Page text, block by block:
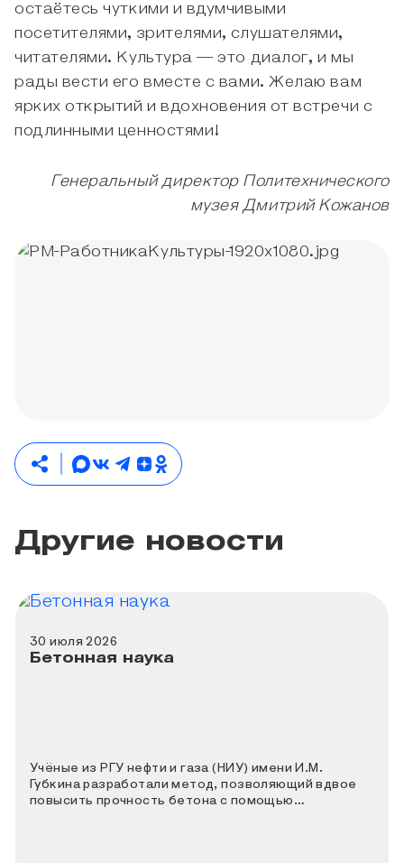
остаётесь чуткими и вдумчивыми
посетителями, зрителями, слушателями,
читателями. Культура — это диалог, и мы
рады вести его вместе с вами. Желаю вам
ярких открытий и вдохновения от встречи с
подлинными ценностями!
Генеральный директор Политехнического
музея Дмитрий Кожанов
Другие новости
30 июля 2026
Бетонная наука
Учёные из РГУ нефти и газа (НИУ) имени И.М.
Губкина разработали метод, позволяющий вдвое
повысить прочность бетона с помощью